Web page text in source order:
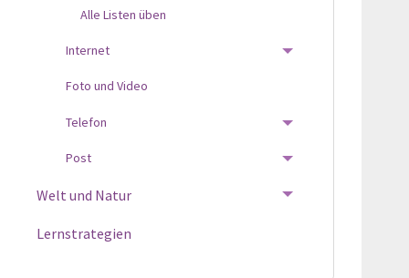
Alle Listen üben
Internet
TOGGLE MENU
Foto und Video
Telefon
TOGGLE MENU
Post
TOGGLE MENU
Welt und Natur TOGGLE MENU
Lernstrategien